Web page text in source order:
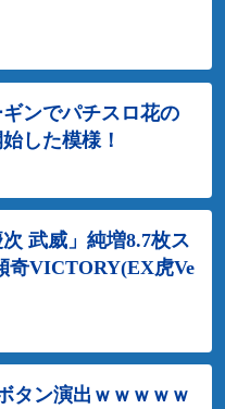
ギンでパチスロ花の
した模様！
武威」純増8.7枚ス
奇VICTORY(EX虎Ve
タン演出ｗｗｗｗｗ